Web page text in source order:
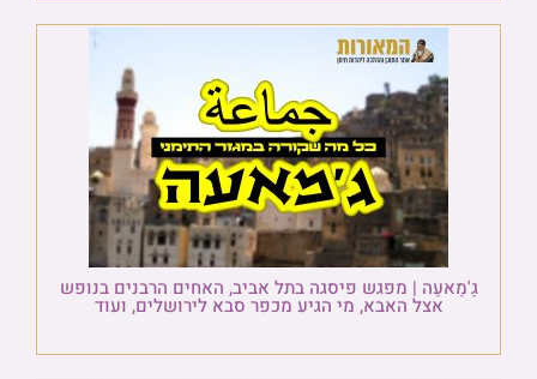
גַ'מַאעַה | מפגש פיסגה בתל אביב, האחים הרבנים בנופש
אצל האבא, מי הגיע מכפר סבא לירושלים, ועוד